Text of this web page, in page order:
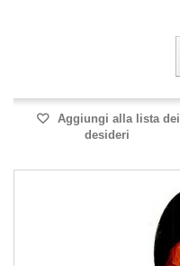
Aggiungi alla lista dei
desideri